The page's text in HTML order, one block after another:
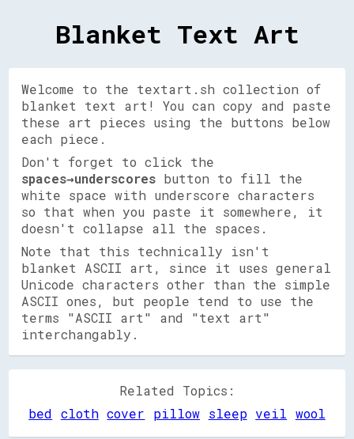
Blanket Text Art
Welcome to the textart.sh collection of
blanket text art! You can copy and paste
these art pieces using the buttons below
each piece.
Don't forget to click the
spaces→underscores button to fill the
white space with underscore characters
so that when you paste it somewhere, it
doesn't collapse all the spaces.
Note that this technically isn't
blanket ASCII art, since it uses general
Unicode characters other than the simple
ASCII ones, but people tend to use the
terms "ASCII art" and "text art"
interchangably.
Related Topics:
bed cloth cover pillow sleep veil wool